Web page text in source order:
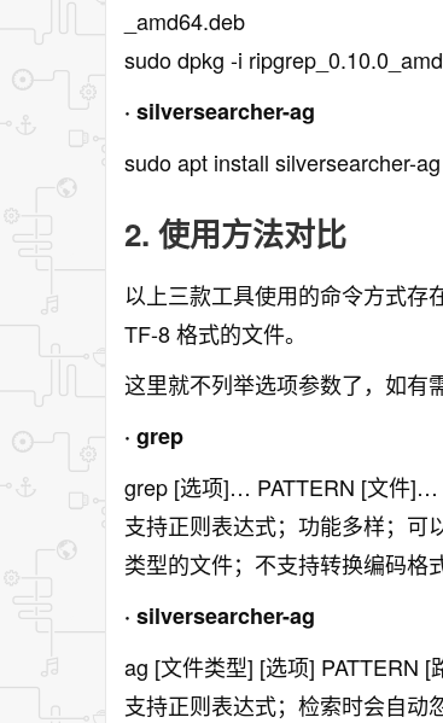
_amd64.deb
sudo dpkg -i
· silversearcher-ag
sudo apt install silversearcher-ag
2. 使用方法对比
以上三款工具使用的命令方式存
TF-8 格式的文件。
这里就不列举选项参数了，如有
· grep
grep [选项]… PATTERN [文件]…
支持正则表达式；功能多样；可
类型的文件；不支持转换编码格
· silversearcher-ag
ag [文件类型] [选项] PATTERN [
支持正则表达式；检索时会自动